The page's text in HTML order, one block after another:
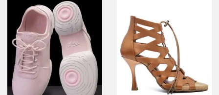
LISTA ŻYCZEŃ
SZCZEGÓŁY